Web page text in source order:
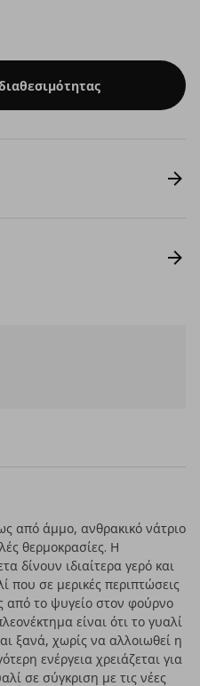
από άμμο, ανθρακικό νάτριο
θερμοκρασίες. Η
δίνουν ιδιαίτερα γερό και
που σε μερικές περιπτώσεις
από το ψυγείο στον φούρνο
είναι ότι το γυαλί
ξανά, χωρίς να αλλοιωθεί η
ενέργεια χρειάζεται για
σε σύγκριση με τις νέες